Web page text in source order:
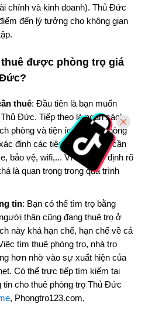
chính và kinh doanh). Thủ Đức
đến lý tưởng cho không gian
được phòng trọ giá
thuê: Đầu tiên là bạn muốn
Đức. Tiếp theo là ngân sách,
phòng và tiện ích thì giá phòng
định các tiện ích nhu cầu cần
bảo vệ, wifi,... Vì vậy xác định rõ
là quan trọng trong quá trình
tin: Bạn có thể tìm trọ bằng
thân cũng đang thuê trọ ở
này khá hạn chế, hạn chế về cả
tìm thuê phòng trọ, nhà trọ
hơn nhờ vào sự xuất hiện của
Có thể trực tiếp tìm kiếm tại
tin cho thuê phòng trọ Thủ Đức
, Phongtro123.com,